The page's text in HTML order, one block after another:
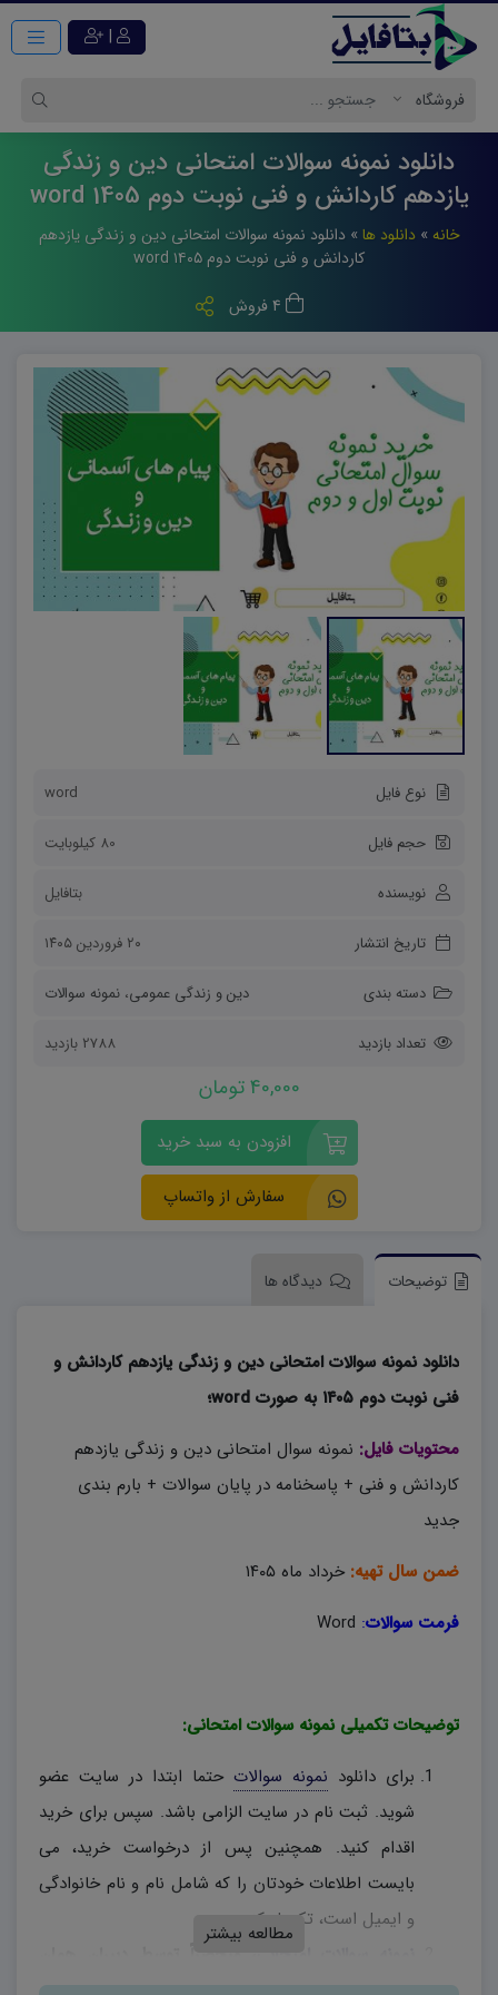
|
دانلود نمونه سوالات امتحانی دین و زندگی
یازدهم کاردانش و فنی نوبت دوم 1405 word
خانه » دانلود ها »دانلود نمونه سوالات امتحانی دین و زندگی یازدهم
کاردانش و فنی نوبت دوم ۱۴۰۵ word
نوع فایل word
حجم فایل 80 کیلوبایت
نویسنده بتافایل
تاریخ انتشار ۲۰ فروردین ۱۴۰۵
دسته بندی دین و زندگی عمومی، نمونه سوالات
تعداد بازدید 2788 بازدید
40,000 تومان
افزودن به سبد خرید
سفارش از واتساپ
توضیحات دیدگاه ها
دانلود نمونه سوالات امتحانی دین و زندگی یازدهم کاردانش و
فنی نوبت دوم ۱۴۰۵ به صورت word؛
محتویات فایل: نمونه سوال امتحانی دین و زندگی یازدهم
کاردانش و فنی + پاسخنامه در پایان سوالات + بارم بندی
جدید
ضمن سال تهیه: خرداد ماه ۱۴۰۵
فرمت سوالات:
توضیحات تکمیلی نمونه سوالات امتحانی:
برای دانلود نمونه سوالات حتما ابتدا در سایت عضو
شوید. ثبت نام در سایت الزامی باشد. سپس برای خرید
اقدام کنید. همچنین پس از درخواست خرید، می
بایست اطلاعات خودتان را که شامل نام و نام خانوادگی
و ایمیل است، تکمیل کنید.
مطالعه بیشتر